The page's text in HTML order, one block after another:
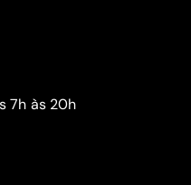
7h às 20h